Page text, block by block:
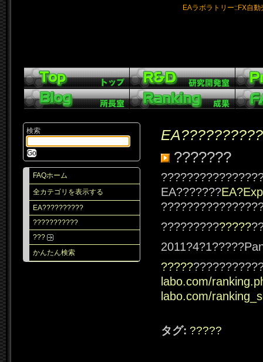
EAラボラトリー::FX自
検索
FAQホーム
全カテゴリを表示する
EA??????????
???????????
???
かんたん検索
EA??????????
???????
EA???????
??????????????
?????
labo.com/
labo.com/
タグ: ?????